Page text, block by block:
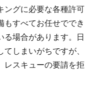
ングに必要な各種許可
もすべてお任せででき
場合があります。日
しまいがちですが、
レスキューの要請を拒